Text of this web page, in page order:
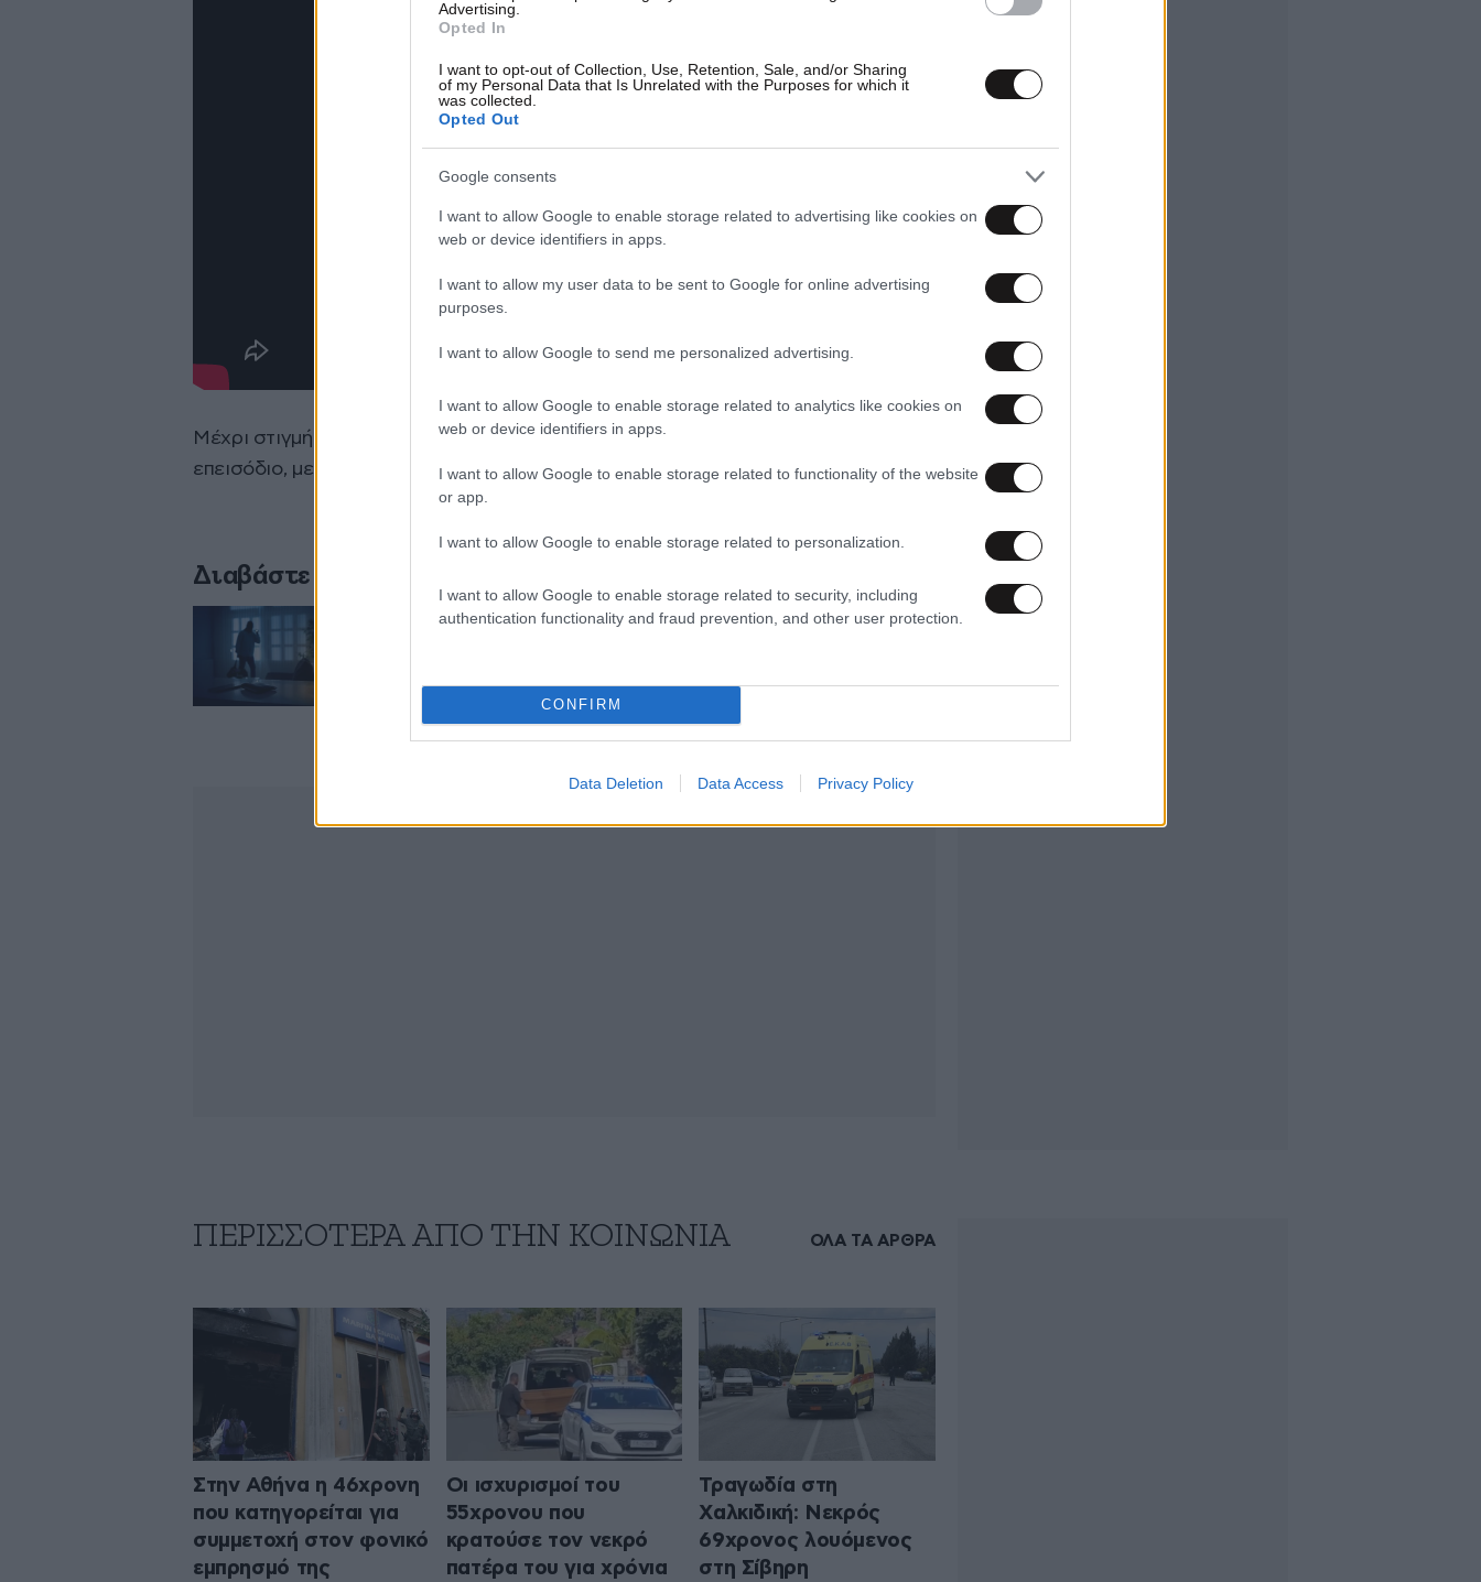
Advertising.
Opted In
I want to opt-out of Collection, Use, Retention, Sale, and/or Sharing
of my Personal Data that Is Unrelated with the Purposes for which it
was collected.
Opted Out
Google consents
I want to allow Google to enable storage related to advertising like cookies on
web or device identifiers in apps.
I want to allow my user data to be sent to Google for online advertising
purposes.
I want to allow Google to send me personalized advertising.
I want to allow Google to enable storage related to analytics like cookies on
web or device identifiers in apps.
I want to allow Google to enable storage related to functionality of the website
or app.
I want to allow Google to enable storage related to personalization.
I want to allow Google to enable storage related to security, including
authentication functionality and fraud prevention, and other user protection.
CONFIRM
Data Deletion Data Access Privacy Policy
Μέχρι στιγμής δεν έχουν γίνει γνωστές οι συνθήκες που οδήγησαν στο
επεισόδιο, με τα αίτια του καβγά να παραμένουν αδιευκρίνιστα.
Διαβάστε σχετικά
ΠΕΡΙΣΣΟΤΕΡΑ ΑΠΟ ΤΗΝ ΚΟΙΝΩΝΙΑ ΟΛΑ ΤΑ ΑΡΘΡΑ
Στην Αθήνα η 46χρονη
που κατηγορείται για
συμμετοχή στον φονικό
εμπρησμό της
Οι ισχυρισμοί του
55χρονου που
κρατούσε τον νεκρό
πατέρα του για χρόνια
Τραγωδία στη
Χαλκιδική: Νεκρός
69χρονος λουόμενος
στη Σίβηρη